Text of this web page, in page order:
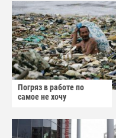
Погряз в работе по
самое не хочу